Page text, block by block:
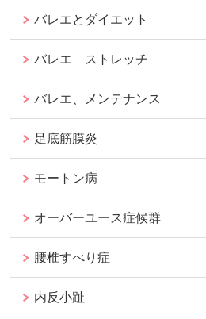
バレエとダイエット
バレエ ストレッチ
バレエ、メンテナンス
足底筋膜炎
モートン病
オーバーユース症候群
腰椎すべり症
内反小趾